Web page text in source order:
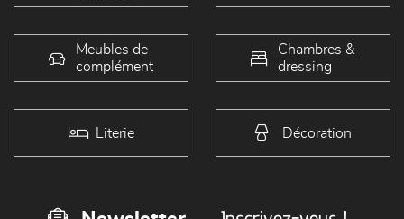
Meubles de
complément
Chambres &
dressing
Literie Décoration